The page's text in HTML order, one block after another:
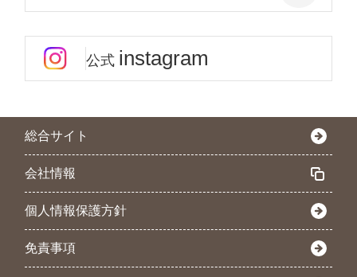
公式 instagram
総合サイト
会社情報
個人情報保護方針
免責事項